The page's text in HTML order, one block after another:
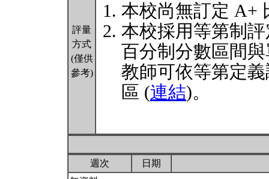
評量
方式
(僅供
參考)
本校尚無訂定 A+
本校採用等第制
百分制分數區間
教師可依等第定
區 (連結)。
週次
日期